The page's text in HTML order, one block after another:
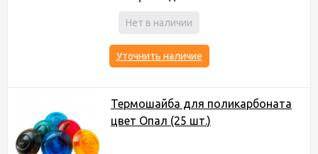
Нет в наличии
Уточнить наличие
Термошайба для поликарбоната
цвет Опал (25 шт.)